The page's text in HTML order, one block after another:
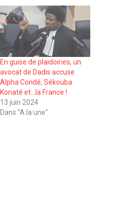
En guise de plaidoiries, un
avocat de Dadis accuse
Alpha Condé, Sékouba
Konaté et…la France !
13 juin 2024
Dans "A la une"